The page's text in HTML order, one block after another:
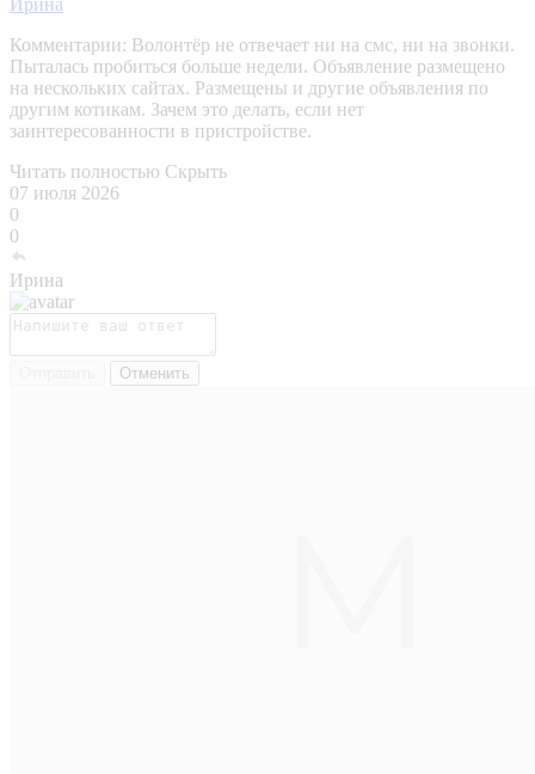
Ирина
Комментарии: Волонтёр не отвечает ни на смс, ни на звонки.
Пыталась пробиться больше недели. Объявление размещено
на нескольких сайтах. Размещены и другие объявления по
другим котикам. Зачем это делать, если нет
заинтересованности в пристройстве.
Читать полностью Скрыть
07 июля 2026
0
0
Ирина
Отменить